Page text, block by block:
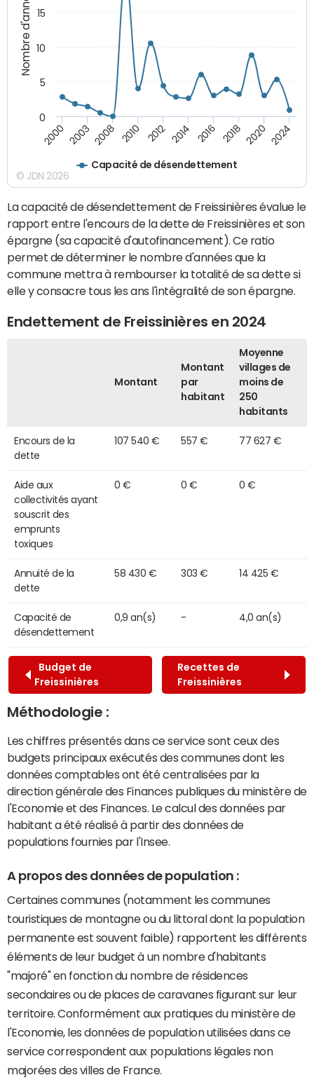
Nombre d'années
Capacité de désendettement
2000 2003 2008 2010 2012 2014 2016 2018 2020 2024
0
5
10
15
© JDN 2026
La capacité de désendettement de Freissinières évalue le
rapport entre l'encours de la dette de Freissinières et son
épargne (sa capacité d'autofinancement). Ce ratio
permet de déterminer le nombre d'années que la
commune mettra à rembourser la totalité de sa dette si
elle y consacre tous les ans l'intégralité de son épargne.
Endettement de Freissinières en 2024
Montant
Montant
par
habitant
Moyenne
villages de
moins de
250
habitants
Encours de la
dette
107 540 € 557 € 77 627 €
Aide aux
collectivités ayant
souscrit des
emprunts
toxiques
0 € 0 € 0 €
Annuité de la
dette
58 430 € 303 € 14 425 €
Capacité de
désendettement
0,9 an(s) - 4,0 an(s)
Budget de
Freissinières
Recettes de
Freissinières
Méthodologie :
Les chiffres présentés dans ce service sont ceux des
budgets principaux exécutés des communes dont les
données comptables ont été centralisées par la
direction générale des Finances publiques du ministère de
l'Economie et des Finances. Le calcul des données par
habitant a été réalisé à partir des données de
populations fournies par l'Insee.
A propos des données de population :
Certaines communes (notamment les communes
touristiques de montagne ou du littoral dont la population
permanente est souvent faible) rapportent les différents
éléments de leur budget à un nombre d'habitants
"majoré" en fonction du nombre de résidences
secondaires ou de places de caravanes figurant sur leur
territoire. Conformément aux pratiques du ministère de
l'Economie, les données de population utilisées dans ce
service correspondent aux populations légales non
majorées des villes de France.